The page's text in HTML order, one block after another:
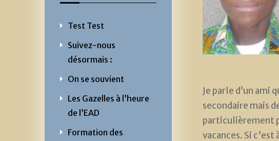
Je parle d’un ami
secondaire mais
particulièrement
vacances. Si c’est
Test Test
Suivez-nous
désormais :
On se souvient
Les Gazelles à l’heure
de l’EAD
Formation des